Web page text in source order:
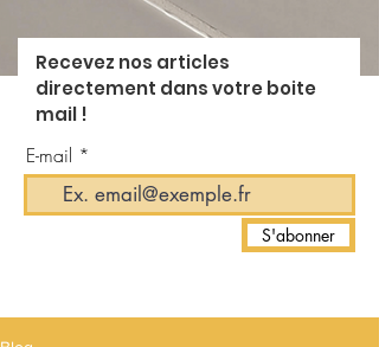
Recevez nos articles
directement dans votre boite
mail !
E-mail
S'abonner